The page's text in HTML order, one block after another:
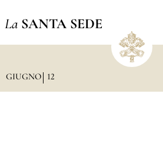
La SANTA SEDE
GIUGNO 12